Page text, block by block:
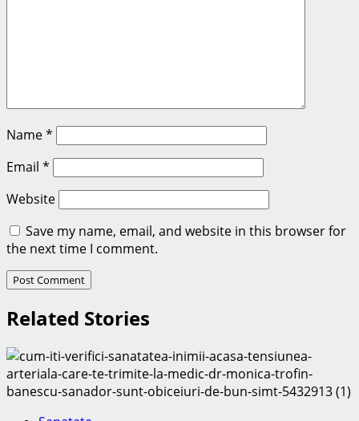
Name*
Email *
Website
Save my name, email, and website in this browser for
the next time I comment.
Related Stories